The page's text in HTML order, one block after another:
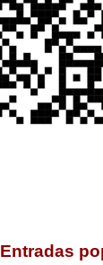
Entradas